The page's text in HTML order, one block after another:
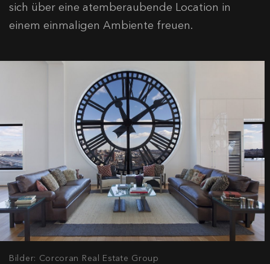
sich über eine atemberaubende Location in
einem einmaligen Ambiente freuen.
Bilder: Corcoran Real Estate Group